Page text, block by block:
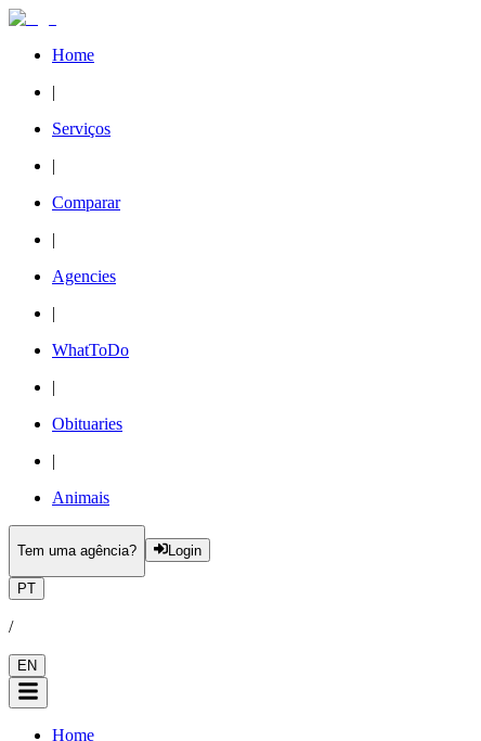
Home
|
Serviços
|
Comparar
|
Agencies
|
WhatToDo
|
Obituaries
|
Animais
Tem uma agência? Login
PT
/
EN
Home